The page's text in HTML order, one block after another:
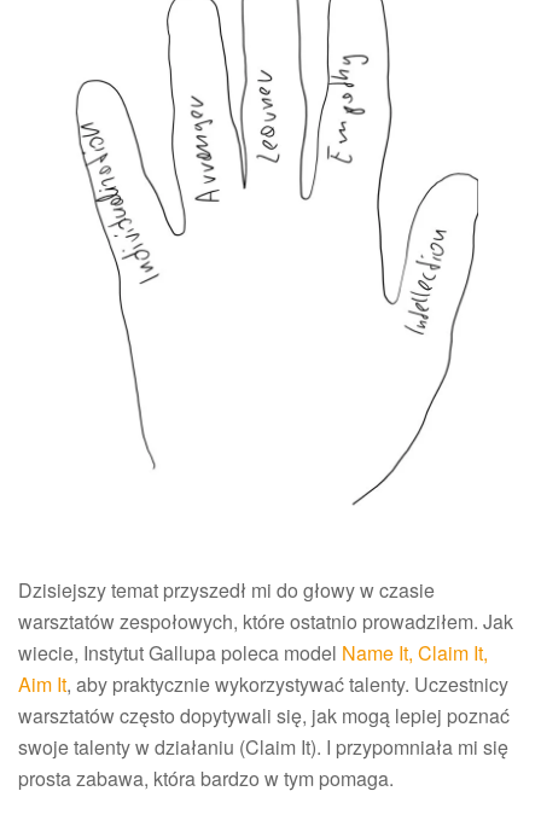
Dzisiejszy temat przyszedł mi do głowy w czasie
warsztatów zespołowych, które ostatnio prowadziłem. Jak
wiecie, Instytut Gallupa poleca model Name It, Claim It,
Aim It, aby praktycznie wykorzystywać talenty. Uczestnicy
warsztatów często dopytywali się, jak mogą lepiej poznać
swoje talenty w działaniu (Claim It). I przypomniała mi się
prosta zabawa, która bardzo w tym pomaga.